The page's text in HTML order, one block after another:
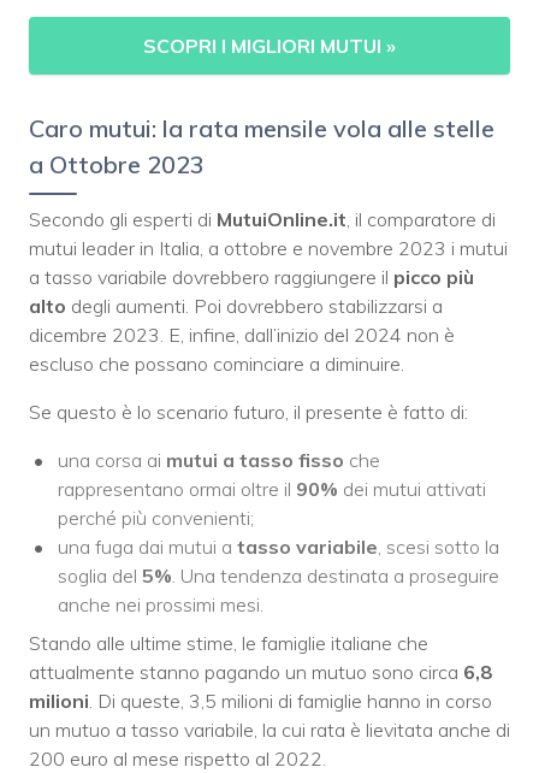
SCOPRI I MIGLIORI MUTUI »
Caro mutui: la rata mensile vola alle stelle
a Ottobre 2023
Secondo gli esperti di MutuiOnline.it, il comparatore di
mutui leader in Italia, a ottobre e novembre 2023 i mutui
a tasso variabile dovrebbero raggiungere il picco più
alto degli aumenti. Poi dovrebbero stabilizzarsi a
dicembre 2023. E, infine, dall’inizio del 2024 non è
escluso che possano cominciare a diminuire.
Se questo è lo scenario futuro, il presente è fatto di:
una corsa ai mutui a tasso fisso che
rappresentano ormai oltre il 90% dei mutui attivati
perché più convenienti;
una fuga dai mutui a tasso variabile, scesi sotto la
soglia del 5%. Una tendenza destinata a proseguire
anche nei prossimi mesi.
Stando alle ultime stime, le famiglie italiane che
attualmente stanno pagando un mutuo sono circa 6,8
milioni. Di queste, 3,5 milioni di famiglie hanno in corso
un mutuo a tasso variabile, la cui rata è lievitata anche di
200 euro al mese rispetto al 2022.